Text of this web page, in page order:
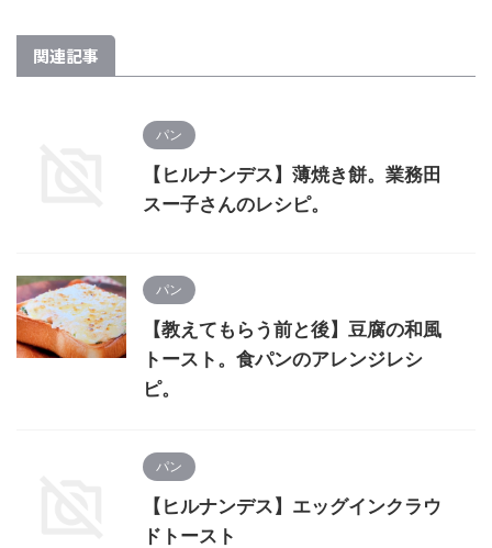
関連記事
パン
【ヒルナンデス】薄焼き餅。業務田
スー子さんのレシピ。
パン
【教えてもらう前と後】豆腐の和風
トースト。食パンのアレンジレシ
ピ。
パン
【ヒルナンデス】エッグインクラウ
ドトースト